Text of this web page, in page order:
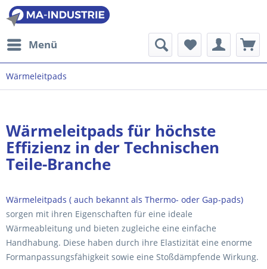
Menü
Wärmeleitpads
Wärmeleitpads für höchste
Effizienz in der Technischen
Teile-Branche
Wärmeleitpads ( auch bekannt als Thermo- oder Gap-pads)
sorgen mit ihren Eigenschaften für eine ideale
Wärmeableitung und bieten zugleiche eine einfache
Handhabung. Diese haben durch ihre Elastizität eine enorme
Formanpassungsfähigkeit sowie eine Stoßdämpfende Wirkung.